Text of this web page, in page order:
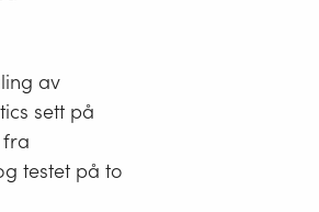
av
sett på
fra
testet på to